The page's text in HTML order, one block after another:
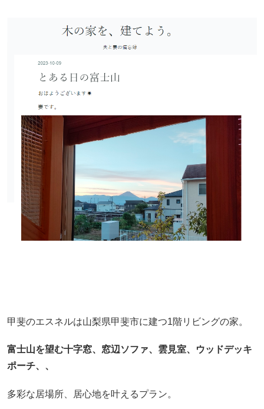
甲斐のエスネルは山梨県甲斐市に建つ1階リビングの家。
富士山を望む十字窓、窓辺ソファ、雲見室、ウッドデッキ
ポーチ、、
多彩な居場所、居心地を叶えるプラン。